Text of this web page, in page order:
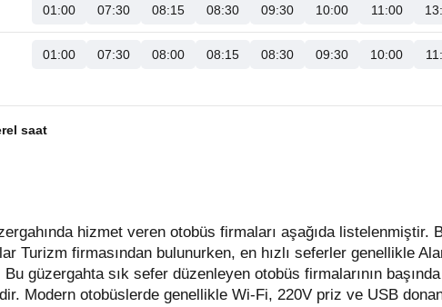
01:00 07:30 08:15 08:30 09:30 10:00 11:00
01:00 07:30 08:00 08:15 08:30 09:30 10:00
saat
Turizm firmasından bulunurken, en hızlı seferler genellikle
güzergahta sık sefer düzenleyen otobüs firmalarının
Modern otobüslerde genellikle Wi-Fi, 220V priz ve USB